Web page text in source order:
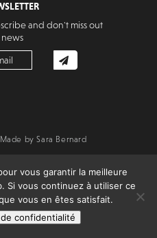
and don't miss out
Made bySara Bernard
vous garantir la meilleure
Si vous continuez à utiliser ce
vous en êtes satisfait.
confidentialité